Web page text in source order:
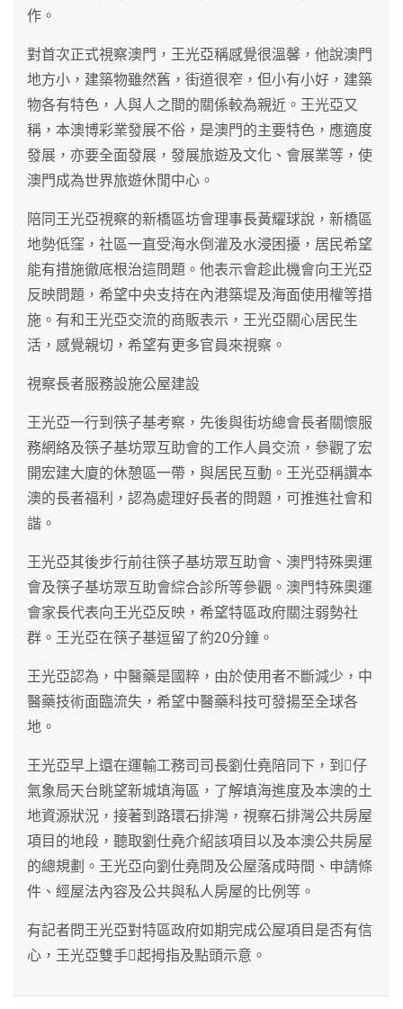
作。
對首次正式視察澳門，王光亞稱感覺很溫馨，他說澳門
地方小，建築物雖然舊，街道很窄，但小有小好，建築
物各有特色，人與人之間的關係較為親近。王光亞又
稱，本澳博彩業發展不俗，是澳門的主要特色，應適度
發展，亦要全面發展，發展旅遊及文化、會展業等，使
澳門成為世界旅遊休閒中心。
陪同王光亞視察的新橋區坊會理事長黃耀球說，新橋區
地勢低窪，社區一直受海水倒灌及水浸困擾，居民希望
能有措施徹底根治這問題。他表示會趁此機會向王光亞
反映問題，希望中央支持在內港築堤及海面使用權等措
施。有和王光亞交流的商販表示，王光亞關心居民生
活，感覺親切，希望有更多官員來視察。
視察長者服務設施公屋建設
王光亞一行到筷子基考察，先後與街坊總會長者關懷服
務網絡及筷子基坊眾互助會的工作人員交流，參觀了宏
開宏建大廈的休憩區一帶，與居民互動。王光亞稱讚本
澳的長者福利，認為處理好長者的問題，可推進社會和
諧。
王光亞其後步行前往筷子基坊眾互助會、澳門特殊奧運
會及筷子基坊眾互助會綜合診所等參觀。澳門特殊奧運
會家長代表向王光亞反映，希望特區政府關注弱勢社
群。王光亞在筷子基逗留了約20分鐘。
王光亞認為，中醫藥是國粹，由於使用者不斷減少，中
醫藥技術面臨流失，希望中醫藥科技可發揚至全球各
地。
王光亞早上還在運輸工務司司長劉仕堯陪同下，到仔
氣象局天台眺望新城填海區，了解填海進度及本澳的土
地資源狀況，接著到路環石排灣，視察石排灣公共房屋
項目的地段，聽取劉仕堯介紹該項目以及本澳公共房屋
的總規劃。王光亞向劉仕堯問及公屋落成時間、申請條
件、經屋法內容及公共與私人房屋的比例等。
有記者問王光亞對特區政府如期完成公屋項目是否有信
心，王光亞雙手起拇指及點頭示意。